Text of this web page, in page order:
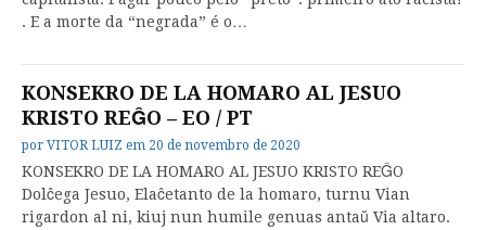
. E a morte da “negrada” é o…
KONSEKRO DE LA HOMARO AL JESUO
KRISTO REĜO – EO / PT
por VITOR LUIZ em 20 de novembro de 2020
KONSEKRO DE LA HOMARO AL JESUO KRISTO REĜO
Dolĉega Jesuo, Elaĉetanto de la homaro, turnu Vian
rigardon al ni, kiuj nun humile genuas antaŭ Via altaro.